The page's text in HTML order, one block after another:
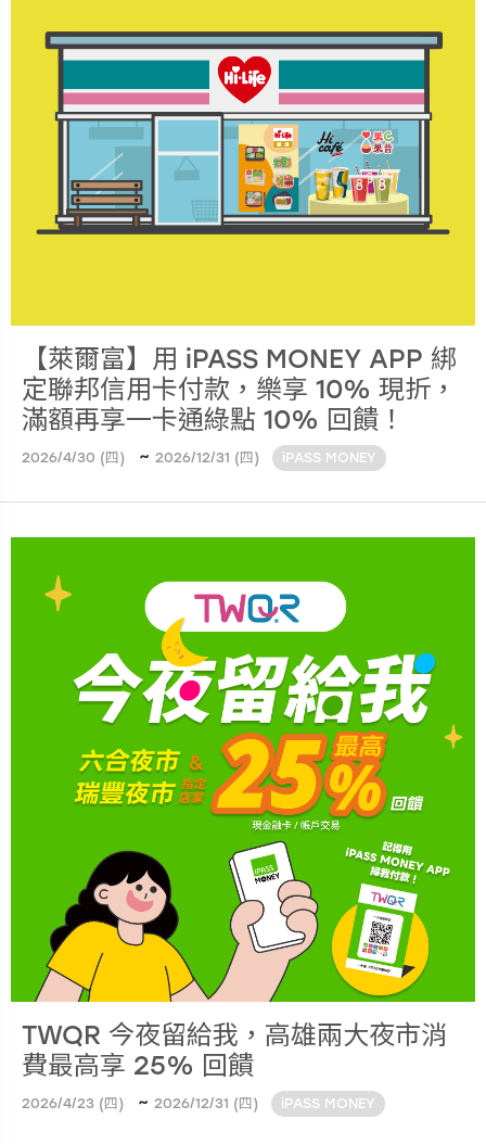
【萊爾富】用 iPASS MONEY APP 綁
定聯邦信用卡付款，樂享 10% 現折，
滿額再享一卡通綠點 10% 回饋！
2026/4/30 (四) ~ 2026/12/31 (四) iPASS MONEY
TWQR 今夜留給我，高雄兩大夜市消
費最高享 25% 回饋
2026/4/23 (四) ~ 2026/12/31 (四) iPASS MONEY